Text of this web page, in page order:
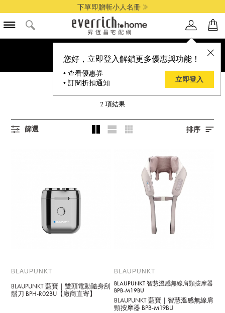
下單即贈斬小人名冊
您好，立即登入解鎖更多優惠與功能！
• 查看優惠券
• 訂閱折扣通知
立即登入
BLAUPUNKT
2 項結果
篩選 排序
BLAUPUNKT
BLAUPUNKT 藍寶｜雙頭電動隨身刮
鬍刀 BPH-R02BU【廠商直寄】
BLAUPUNKT
BLAUPUNKT 智慧溫感無線肩頸按摩器
BPB-M19BU
BLAUPUNKT 藍寶｜智慧溫感無線肩
頸按摩器 BPB-M19BU